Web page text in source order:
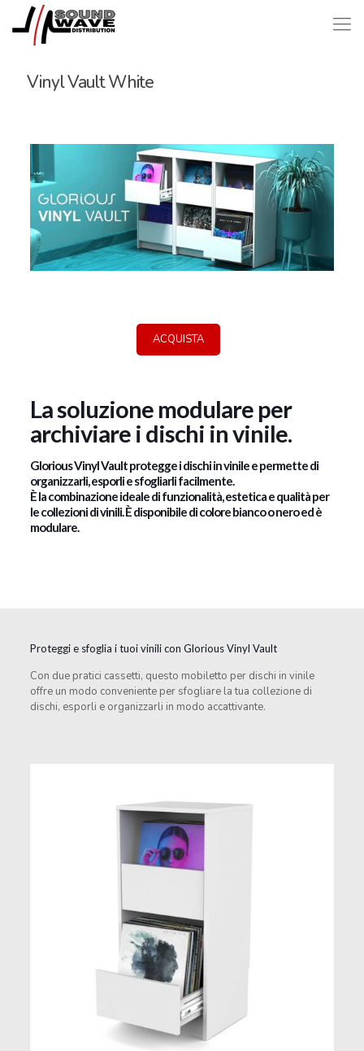
Vinyl Vault White
ACQUISTA
La soluzione modulare per
archiviare i dischi in vinile.
Glorious Vinyl Vault protegge i dischi in vinile e permette di
organizzarli, esporli e sfogliarli facilmente.
È la combinazione ideale di funzionalità, estetica e qualità per
le collezioni di vinili. È disponibile di colore bianco o nero ed è
modulare.
Proteggi e sfoglia i tuoi vinili con Glorious Vinyl Vault
Con due pratici cassetti, questo mobiletto per dischi in vinile
offre un modo conveniente per sfogliare la tua collezione di
dischi, esporli e organizzarli in modo accattivante.